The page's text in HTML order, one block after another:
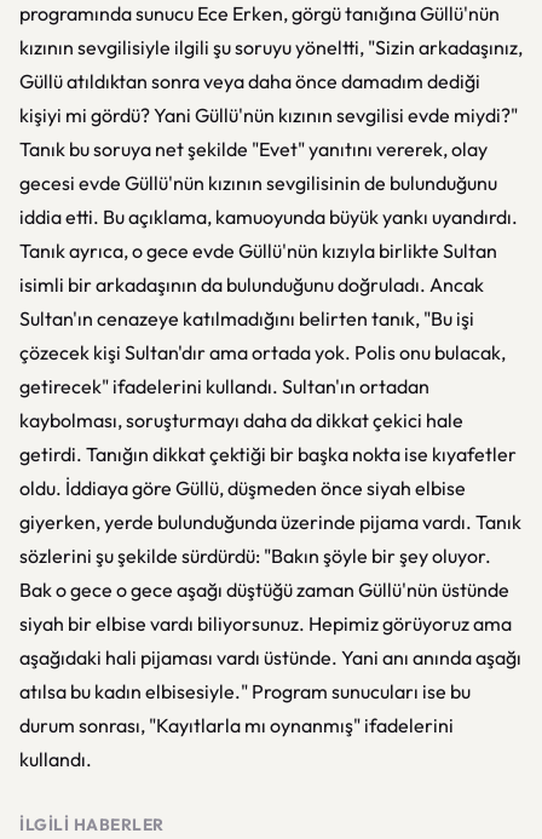
programında sunucu Ece Erken, görgü tanığına Güllü'nün
kızının sevgilisiyle ilgili şu soruyu yöneltti, "Sizin arkadaşınız,
Güllü atıldıktan sonra veya daha önce damadım dediği
kişiyi mi gördü? Yani Güllü'nün kızının sevgilisi evde miydi?"
Tanık bu soruya net şekilde "Evet" yanıtını vererek, olay
gecesi evde Güllü'nün kızının sevgilisinin de bulunduğunu
iddia etti. Bu açıklama, kamuoyunda büyük yankı uyandırdı.
Tanık ayrıca, o gece evde Güllü'nün kızıyla birlikte Sultan
isimli bir arkadaşının da bulunduğunu doğruladı. Ancak
Sultan'ın cenazeye katılmadığını belirten tanık, "Bu işi
çözecek kişi Sultan'dır ama ortada yok. Polis onu bulacak,
getirecek" ifadelerini kullandı. Sultan'ın ortadan
kaybolması, soruşturmayı daha da dikkat çekici hale
getirdi. Tanığın dikkat çektiği bir başka nokta ise kıyafetler
oldu. İddiaya göre Güllü, düşmeden önce siyah elbise
giyerken, yerde bulunduğunda üzerinde pijama vardı. Tanık
sözlerini şu şekilde sürdürdü: "Bakın şöyle bir şey oluyor.
Bak o gece o gece aşağı düştüğü zaman Güllü'nün üstünde
siyah bir elbise vardı biliyorsunuz. Hepimiz görüyoruz ama
aşağıdaki hali pijaması vardı üstünde. Yani anı anında aşağı
atılsa bu kadın elbisesiyle." Program sunucuları ise bu
durum sonrası, "Kayıtlarla mı oynanmış" ifadelerini
kullandı.
İLGILI HABERLER